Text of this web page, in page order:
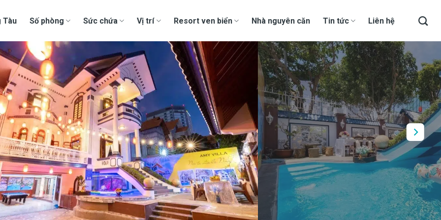
Tàu Số phòng Sức chứa Vị trí Resort ven biển Nhà nguyên căn Tin tức Liên hệ